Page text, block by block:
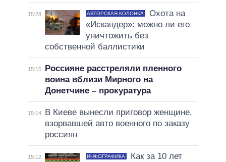
15:28 АВТОРСКАЯ КОЛОНКА
Охота на
«Искандер»: можно ли его
уничтожить без
собственной баллистики
15:15
Россияне расстреляли пленного
воина вблизи Мирного на
Донетчине – прокуратура
15:14
В Киеве вынесли приговор женщине,
взорвавшей авто военного по заказу
россиян
15:12 ИНФОГРАФИКА
Как за 10 лет